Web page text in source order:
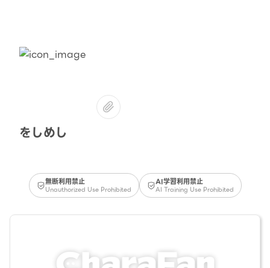
をしめし
無断利用禁止
Unauthorized Use Prohibited
AI学習利用禁止
AI Training Use Prohibited